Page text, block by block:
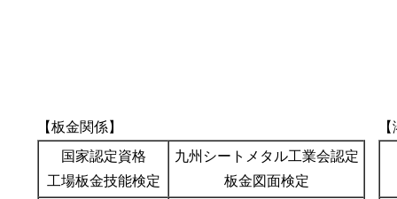
【板金関係】
国家認定資格
工場板金技能検定
九州シートメタル工業会認定
板金図面検定